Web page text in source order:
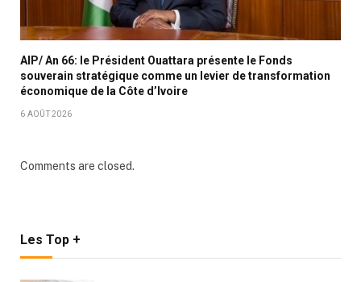
AIP/ An 66: le Président Ouattara présente le Fonds
souverain stratégique comme un levier de transformation
économique de la Côte d’Ivoire
6 AOÛT 2026
Comments are closed.
Les Top +